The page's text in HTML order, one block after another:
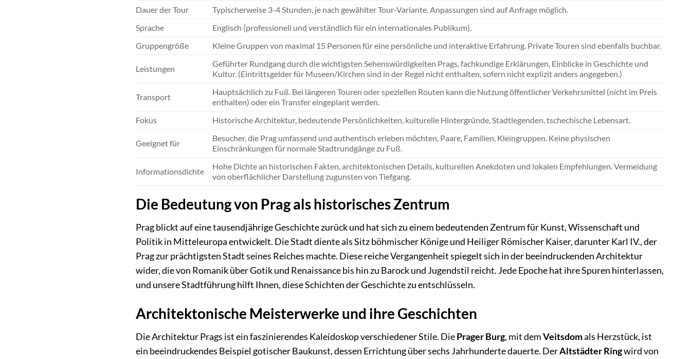
Dauer der Tour
Typischerweise 3-4 Stunden, je nach gewählter Tour-Variante. Anpassungen sind auf Anfrage möglich.
Sprache
Englisch (professionell und verständlich für ein internationales Publikum).
Gruppengröße
Kleine Gruppen von maximal 15 Personen für eine persönliche und interaktive Erfahrung. Private Touren sind ebenfalls buchbar.
Leistungen
Geführter Rundgang durch die wichtigsten Sehenswürdigkeiten Prags, fachkundige Erklärungen, Einblicke in Geschichte und
Kultur. (Eintrittsgelder für Museen/Kirchen sind in der Regel nicht enthalten, sofern nicht explizit anders angegeben.)
Transport
Hauptsächlich zu Fuß. Bei längeren Touren oder speziellen Routen kann die Nutzung öffentlicher Verkehrsmittel (nicht im Preis
enthalten) oder ein Transfer eingeplant werden.
Fokus
Historische Architektur, bedeutende Persönlichkeiten, kulturelle Hintergründe, Stadtlegenden, tschechische Lebensart.
Geeignet für
Besucher, die Prag umfassend und authentisch erleben möchten, Paare, Familien, Kleingruppen. Keine physischen
Einschränkungen für normale Stadtrundgänge zu Fuß.
Informationsdichte
Hohe Dichte an historischen Fakten, architektonischen Details, kulturellen Anekdoten und lokalen Empfehlungen. Vermeidung
von oberflächlicher Darstellung zugunsten von Tiefgang.
Die Bedeutung von Prag als historisches Zentrum
Prag blickt auf eine tausendjährige Geschichte zurück und hat sich zu einem bedeutenden Zentrum für Kunst, Wissenschaft und
Politik in Mitteleuropa entwickelt. Die Stadt diente als Sitz böhmischer Könige und Heiliger Römischer Kaiser, darunter Karl IV., der
Prag zur prächtigsten Stadt seines Reiches machte. Diese reiche Vergangenheit spiegelt sich in der beeindruckenden Architektur
wider, die von Romanik über Gotik und Renaissance bis hin zu Barock und Jugendstil reicht. Jede Epoche hat ihre Spuren hinterlassen,
und unsere Stadtführung hilft Ihnen, diese Schichten der Geschichte zu entschlüsseln.
Architektonische Meisterwerke und ihre Geschichten
Die Architektur Prags ist ein faszinierendes Kaleidoskop verschiedener Stile. DiePrager Burg, mit demVeitsdomals Herzstück, ist
ein beeindruckendes Beispiel gotischer Baukunst, dessen Errichtung über sechs Jahrhunderte dauerte. DerAltstädter Ringwird von